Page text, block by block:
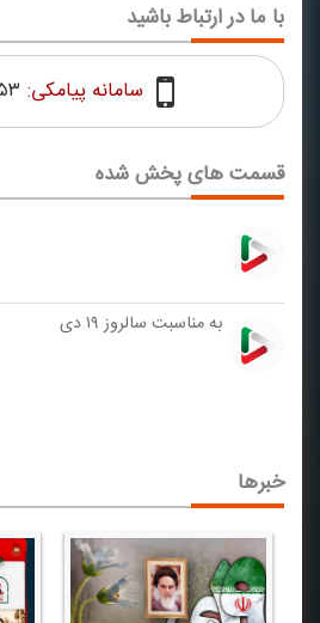
قسمت های پخش شده
به مناسبت سالروز ۱۹ دی
با ما در ارتباط باشید
سامانه پیامکی:
خبرها